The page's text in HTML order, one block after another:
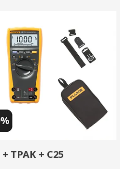
TPAK + C25